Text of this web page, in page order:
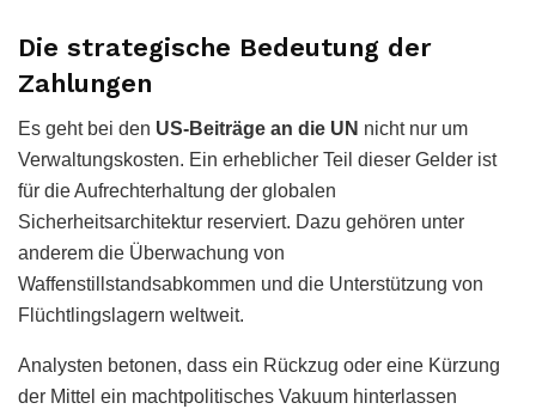
Die strategische Bedeutung der
Zahlungen
Es geht bei den US-Beiträge an die UN nicht nur um
Verwaltungskosten. Ein erheblicher Teil dieser Gelder ist
für die Aufrechterhaltung der globalen
Sicherheitsarchitektur reserviert. Dazu gehören unter
anderem die Überwachung von
Waffenstillstandsabkommen und die Unterstützung von
Flüchtlingslagern weltweit.
Analysten betonen, dass ein Rückzug oder eine Kürzung
der Mittel ein machtpolitisches Vakuum hinterlassen